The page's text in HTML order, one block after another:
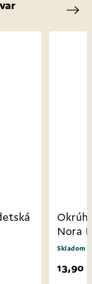
Nora
Skladom
13,90
Next